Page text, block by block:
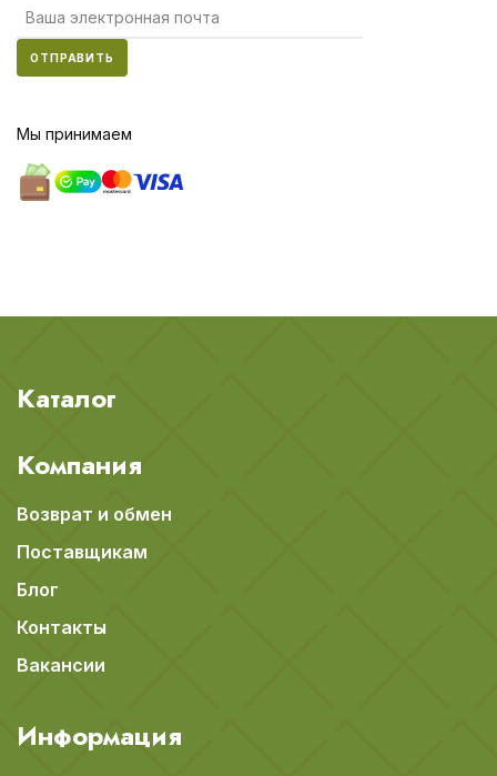
ОТПРАВИТЬ
Мы принимаем
Каталог
Компания
Возврат и обмен
Поставщикам
Блог
Контакты
Вакансии
Информация